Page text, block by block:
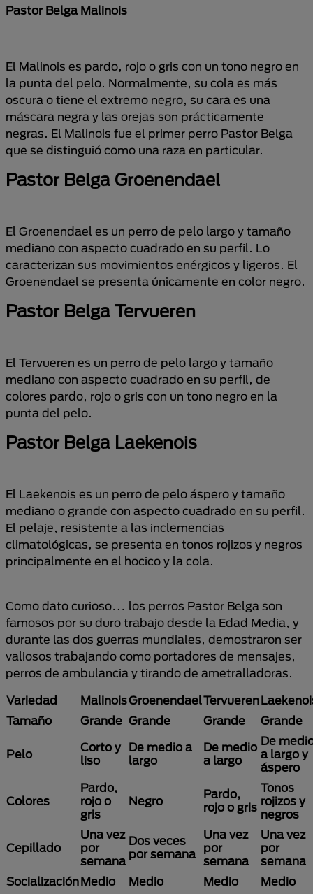
Pastor Belga Malinois
El Malinois es pardo, rojo o gris con un tono negro en
la punta del pelo. Normalmente, su cola es más
oscura o tiene el extremo negro, su cara es una
máscara negra y las orejas son prácticamente
negras. El Malinois fue el primer perro Pastor Belga
que se distinguió como una raza en particular.
Pastor Belga Groenendael
El Groenendael es un perro de pelo largo y tamaño
mediano con aspecto cuadrado en su perfil. Lo
caracterizan sus movimientos enérgicos y ligeros. El
Groenendael se presenta únicamente en color negro.
Pastor Belga Tervueren
El Tervueren es un perro de pelo largo y tamaño
mediano con aspecto cuadrado en su perfil, de
colores pardo, rojo o gris con un tono negro en la
punta del pelo.
Pastor Belga Laekenois
El Laekenois es un perro de pelo áspero y tamaño
mediano o grande con aspecto cuadrado en su perfil.
El pelaje, resistente a las inclemencias
climatológicas, se presenta en tonos rojizos y negros
principalmente en el hocico y la cola.
Como dato curioso… los perros Pastor Belga son
famosos por su duro trabajo desde la Edad Media, y
durante las dos guerras mundiales, demostraron ser
valiosos trabajando como portadores de mensajes,
perros de ambulancia y tirando de ametralladoras.
Variedad MalinoisGroenendaelTervueren
Tamaño
Grande Grande Grande Grande
Pelo
Corto y
liso
De medio a
largo
De medio
a largo
De
a largo y
áspero
Colores
Pardo,
rojo o
gris
Negro
Pardo,
rojo o gris
Tonos
rojizos y
negros
Cepillado
Una vez
por
semana
Dos veces
por semana
Una vez
por
semana
Una vez
por
semana
SocializaciónMedio Medio Medio
Medio